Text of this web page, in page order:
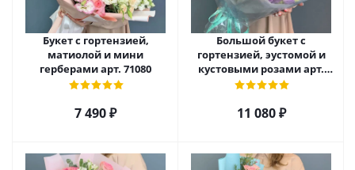
Букет с гортензией,
матиолой и мини
герберами арт. 71080
7 490₽
Большой букет с
гортензией, эустомой и
кустовыми розами арт.
66669
11 080₽